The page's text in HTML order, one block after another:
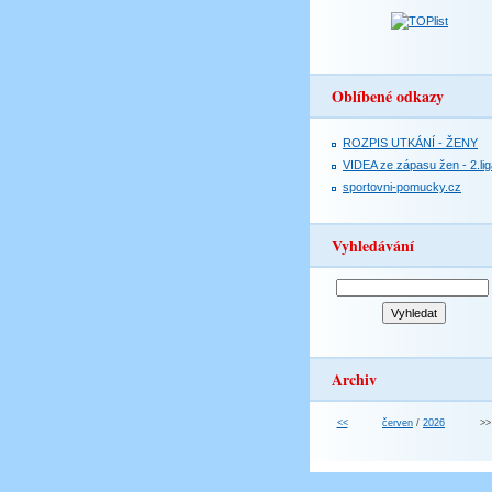
Oblíbené odkazy
ROZPIS UTKÁNÍ - ŽENY
VIDEA ze zápasu žen -
sportovni-pomucky.cz
Vyhledávání
Archiv
<< červen / 2026 >>